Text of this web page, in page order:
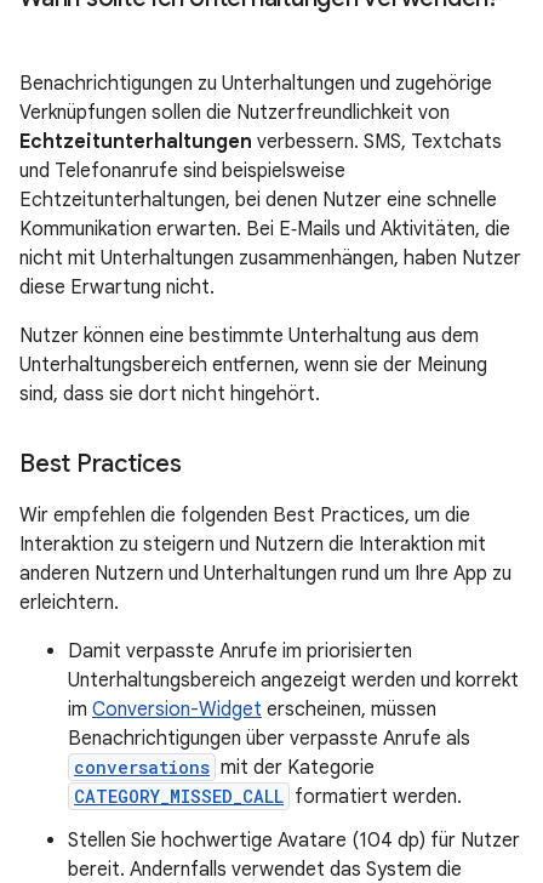
Benachrichtigungen zu Unterhaltungen und zugehörige
Verknüpfungen sollen die Nutzerfreundlichkeit von
Echtzeitunterhaltungen verbessern. SMS, Textchats
und Telefonanrufe sind beispielsweise
Echtzeitunterhaltungen, bei denen Nutzer eine schnelle
Kommunikation erwarten. Bei E‑Mails und Aktivitäten, die
nicht mit Unterhaltungen zusammenhängen, haben Nutzer
diese Erwartung nicht.
Nutzer können eine bestimmte Unterhaltung aus dem
Unterhaltungsbereich entfernen, wenn sie der Meinung
sind, dass sie dort nicht hingehört.
Best Practices
Wir empfehlen die folgenden Best Practices, um die
Interaktion zu steigern und Nutzern die Interaktion mit
anderen Nutzern und Unterhaltungen rund um Ihre App zu
erleichtern.
Damit verpasste Anrufe im priorisierten
Unterhaltungsbereich angezeigt werden und korrekt
im Conversion-Widget erscheinen, müssen
Benachrichtigungen über verpasste Anrufe als
conversations mit der Kategorie
CATEGORY_MISSED_CALL formatiert werden.
Stellen Sie hochwertige Avatare (104 dp) für Nutzer
bereit. Andernfalls verwendet das System die